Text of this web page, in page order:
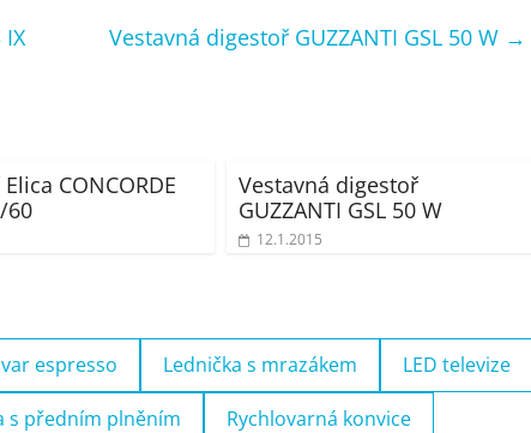
Vestavná digestoř GUZZANTI GSL 50 W →
CONCORDE
60
Vestavná digestoř
GUZZANTI GSL 50 W
12.1.2015
espresso Lednička s mrazákem LED televize
s předním plněním Rychlovarná konvice